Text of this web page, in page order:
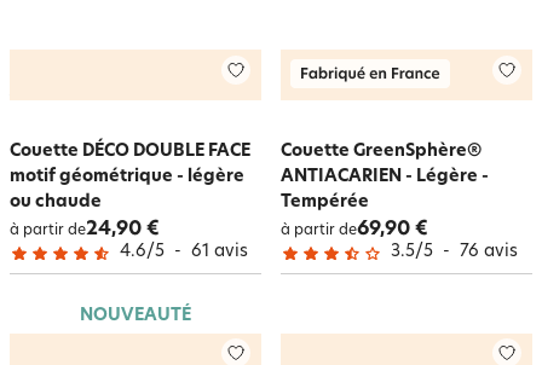
Couette DÉCO DOUBLE FACE
motif géométrique - légère
ou chaude
à partir de24,90 €
4.6/5 - 61 avis
Couette GreenSphère®
ANTIACARIEN - Légère -
Tempérée
à partir de69,90 €
3.5/5 - 76 avis
NOUVEAUTÉ